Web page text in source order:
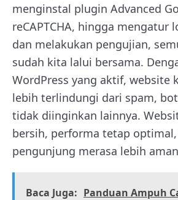
menginstal plugin Advanced
reCAPTCHA, hingga mengatur
dan melakukan pengujian,
sudah kita lalui bersama.
WordPress yang aktif, website
lebih terlindungi dari spam,
tidak diinginkan lainnya.
bersih, performa tetap
pengunjung merasa lebih
Baca Juga: Panduan Ampuh